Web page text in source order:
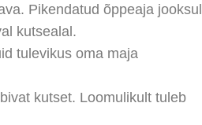
Pikendatud õppeaja jooksul
kutsealal.
tulevikus oma maja
kutset. Loomulikult tuleb